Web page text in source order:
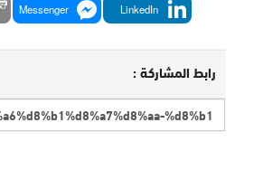
LinkedIn
Messenger
رابط المشاركة :